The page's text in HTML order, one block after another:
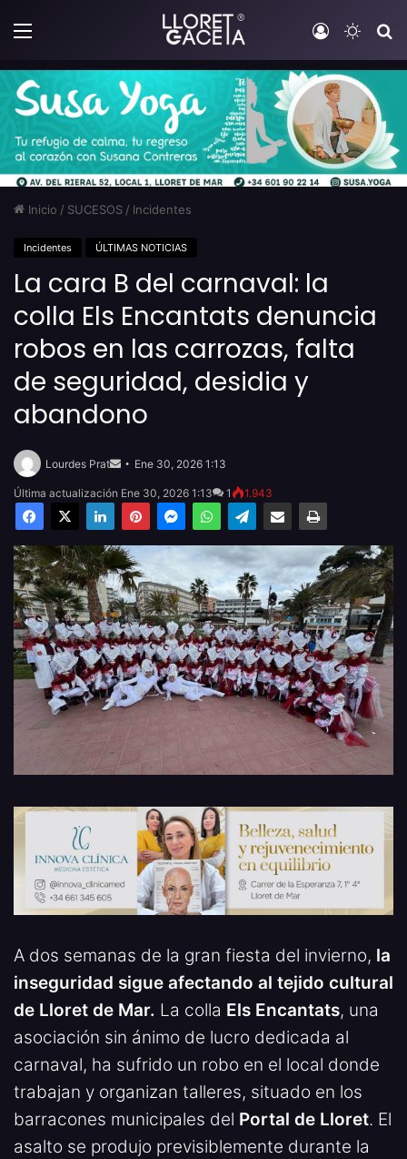
Menú Iniciar
Inicio / SUCESOS / Incidentes
Incidentes ÚLTIMAS NOTICIAS
La cara B del carnaval: la
colla Els Encantats denuncia
robos en las carrozas, falta
de seguridad, desidia y
abandono
Lourdes Prat
email
Ene 30, 2026 1:13
Última actualización Ene 30, 2026 1:13 1 1.943
Facebook
X LinkedInPinterestMessengerWhatsAppTelegramCompartir por email Imprimir
A dos semanas de la gran fiesta del invierno, la
inseguridad sigue afectando al tejido cultural
de Lloret de Mar. La colla Els Encantats, una
asociación sin ánimo de lucro dedicada al
carnaval, ha sufrido un robo en el local donde
trabajan y organizan talleres, situado en los
barracones municipales del Portal de Lloret. El
asalto se produjo previsiblemente durante la